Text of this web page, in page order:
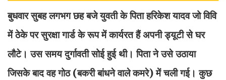
बुधवार सुबह लगभग छह बजे युवती के पिता हरिकेश यादव जो विवि
में ठेके पर सुरक्षा गार्ड के रूप में कार्यरत हैं अपनी ड्यूटी से घर
लौटे। उस समय दुर्गावती सोई हुई थी। पिता ने उसे उठाया
जिसके बाद वह गोठ (बकरी बांधने वाले कमरे) में चली गई। कुछ